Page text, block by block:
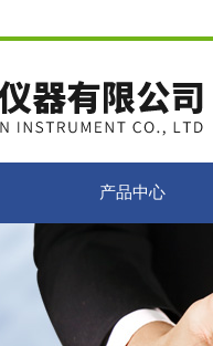
产品中心